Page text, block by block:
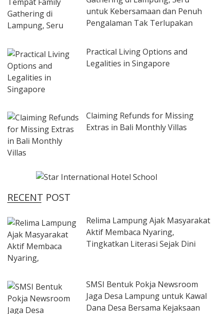
untuk Kebersamaan dan Penuh
Pengalaman Tak Terlupakan
Practical Living Options and
Legalities in Singapore
Claiming Refunds for Missing
Extras in Bali Monthly Villas
RECENT POST
Relima Lampung Ajak Masyarakat
Aktif Membaca Nyaring,
Tingkatkan Literasi Sejak Dini
SMSI Bentuk Pokja Newsroom
Jaga Desa Lampung untuk Kawal
Dana Desa Bersama Kejaksaan